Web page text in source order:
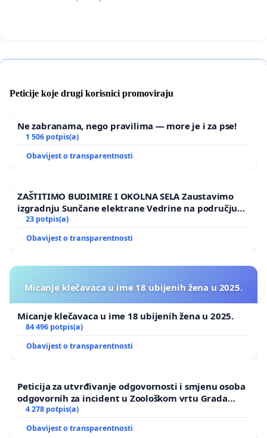
Peticije koje drugi korisnici promoviraju
Ne zabranama, nego pravilima — more je i za pse!
1 506 potpis(a)
Obavijest o transparentnosti
ZAŠTITIMO BUDIMIRE I OKOLNA SELA Zaustavimo
izgradnju Sunčane elektrane Vedrine na području
Ugljana
23 potpis(a)
Obavijest o transparentnosti
Micanje klečavaca u ime 18 ubijenih žena u 2025.
Micanje klečavaca u ime 18 ubijenih žena u 2025.
84 496 potpis(a)
Obavijest o transparentnosti
Peticija za utvrđivanje odgovornosti i smjenu osoba
odgovornih za incident u Zoološkom vrtu Grada
Zagreba
4 278 potpis(a)
Obavijest o transparentnosti